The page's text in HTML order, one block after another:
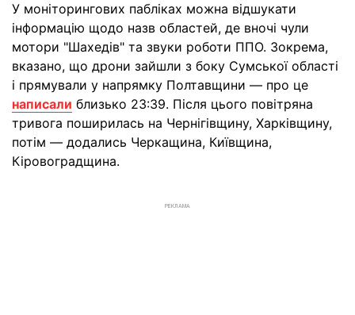
У моніторингових пабліках можна відшукати
інформацію щодо назв областей, де вночі чули
мотори "Шахедів" та звуки роботи ППО. Зокрема,
вказано, що дрони зайшли з боку Сумської області
і прямували у напрямку Полтавщини — про це
написали близько 23:39. Після цього повітряна
тривога поширилась на Чернігівщину, Харківщину,
потім — додались Черкащина, Київщина,
Кіровоградщина.
РЕКЛАМА